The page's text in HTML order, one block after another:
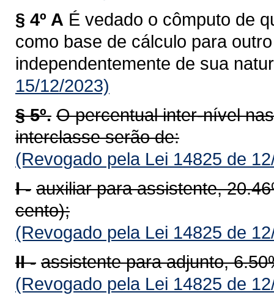
§ 4º A É vedado o cômputo de
como base de cálculo para
independentemente de sua
15/12/2023)
§ 5º. O percentual inter-nível
interclasse serão de:
(Revogado pela Lei 14825 de
I - auxiliar para assistente,
cento);
(Revogado pela Lei 14825 de
II - assistente para adjunto,
(Revogado pela Lei 14825 de